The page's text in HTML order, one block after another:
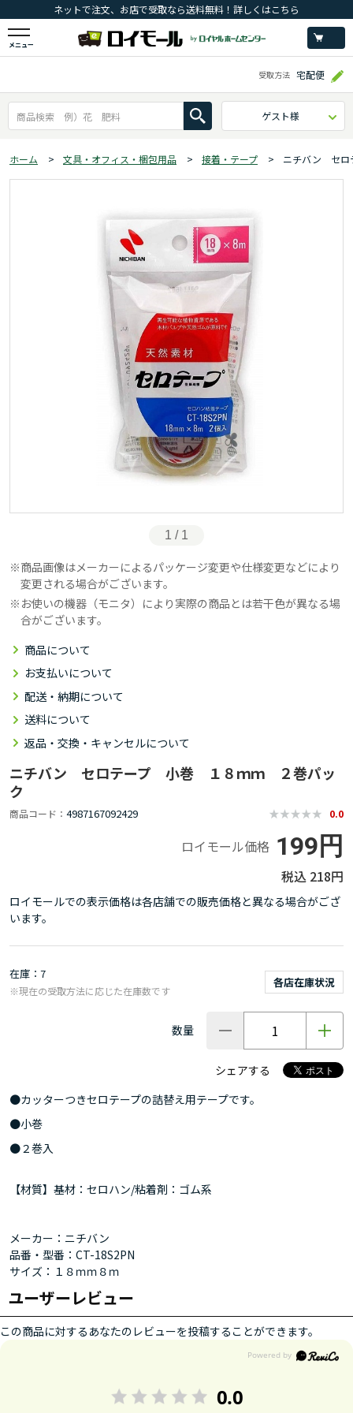
ネットで注文、お店で受取なら送料無料！詳しくはこちら
メニュー
受取方法 宅配便
ゲスト様
ホーム > 文具・オフィス・梱包用品 > 接着・テープ > ニチバン セ
1 / 1
商品画像はメーカーによるパッケージ変更や仕様変更などにより
変更される場合がございます。
お使いの機器（モニタ）により実際の商品とは若干色が異なる場
合がございます。
商品について
お支払いについて
配送・納期について
送料について
返品・交換・キャンセルについて
ニチバン セロテープ 小巻 １８ｍｍ ２巻パッ
ク
商品コード 4987167092429 0.0
ロイモール価格 199円
218円
ロイモールでの表示価格は各店舗での販売価格と異なる場合がござ
います。
在庫 7
各店在庫状況
※現在の受取方法に応じた在庫数です
数量
シェアする
●カッターつきセロテープの詰替え用テープです。
●小巻
●２巻入
【材質】基材：セロハン/粘着剤：ゴム系
メーカー：ニチバン
品番・型番：CT-18S2PN
サイズ：１８ｍｍ８ｍ
ユーザーレビュー
この商品に対するあなたのレビューを投稿することができます。
0.0